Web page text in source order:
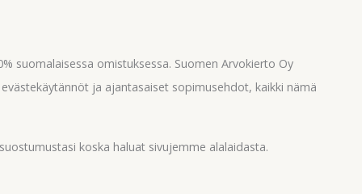
suomalaisessa omistuksessa. Suomen Arvokierto Oy
ja ajantasaiset sopimusehdot, kaikki nämä
koska haluat sivujemme alalaidasta.